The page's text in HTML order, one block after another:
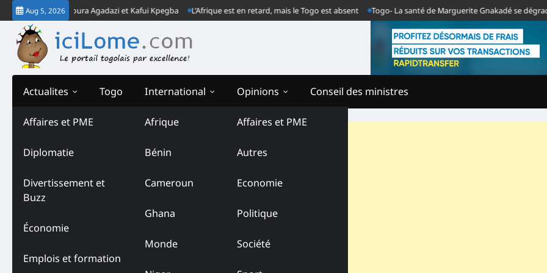
Skip
to
content
Aug 5, 2026
Ouro-Koura Agadazi et Kafui Kpegba L’Afrique est en retard, mais le Togo est absent Togo- La santé de Marguerite Gnakadé se dégrade au
Actualites
Affaires et PME
Diplomatie
Divertissement et
Buzz
Économie
Emplois et formation
Togo International
Afrique
Bénin
Cameroun
Ghana
Monde
Opinions
Affaires et PME
Autres
Economie
Politique
Société
Conseil des ministres